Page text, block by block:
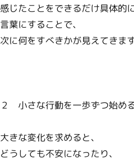
感じたことをできるだけ具体的
言葉にすることで、
次に何をすべきかが見えてきます
２ 小さな行動を一歩ずつ始める
大きな変化を求めると、
どうしても不安になったり、